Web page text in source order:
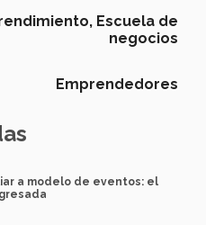
Escuela de
negocios
Emprendedores
a modelo de eventos: el